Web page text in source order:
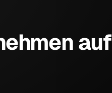
auf